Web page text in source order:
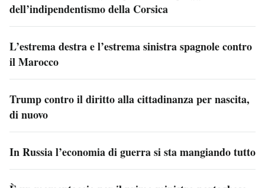
dell’indipendentismo della Corsica
L’estrema destra e l’estrema sinistra spagnole contro
il Marocco
Trump contro il diritto alla cittadinanza per nascita,
di nuovo
In Russia l’economia di guerra si sta mangiando tutto